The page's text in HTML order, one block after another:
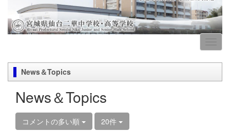
News＆Topics
News＆Topics
コメントの多い順 20件